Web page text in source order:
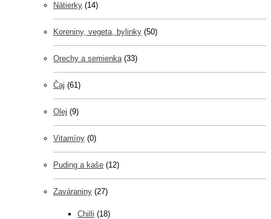
Nátierky (14)
Koreniny, vegeta, bylinky (50)
Orechy a semienka (33)
Čaj (61)
Olej (9)
Vitamíny (0)
Puding a kaše (12)
Zaváraniny (27)
Chilli (18)